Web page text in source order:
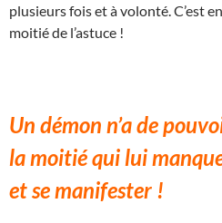
plusieurs fois et à volonté. C’est
moitié de l’astuce !
Un démon n’a de
la moitié qui lui
et se manifester !